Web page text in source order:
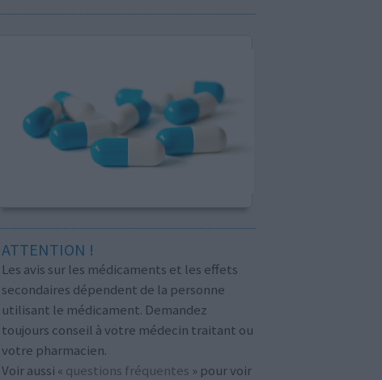
ATTENTION !
Les avis sur les médicaments et les effets
secondaires dépendent de la personne
utilisant le médicament. Demandez
toujours conseil à votre médecin traitant ou
votre pharmacien.
Voir aussi « questions fréquentes » pour voir